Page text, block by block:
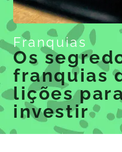
Franquias
Os
franquias
lições
investir